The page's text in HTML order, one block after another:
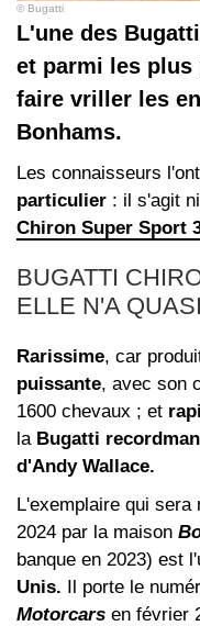
© Bugatti
L'une des
et parmi les plus
faire vriller les
Bonhams.
Les connaisseurs
particulier : il s'agit
Chiron Super Sport
BUGATTI
ELLE N'A
Rarissime, car
puissante, avec son
1600 chevaux ; et
la Bugatti
d'Andy Wallace.
L'exemplaire qui
2024 par la maison
banque en 2023) est
Unis. Il porte le
Motorcars en février